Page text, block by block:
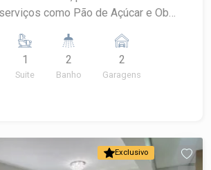
como Pão de Açúcar e Oba
curta distância da Avenida
bairro Centro. - 87m² de área
academia, espaço gourmet,
e muito mais. Observação:
1
Suite
2
Banho
2
Garagens
Exclusivo